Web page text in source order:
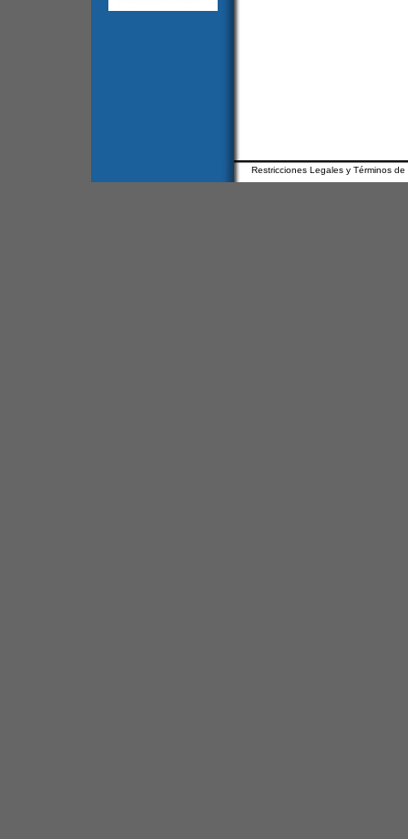
Restricciones Legales y Términos de